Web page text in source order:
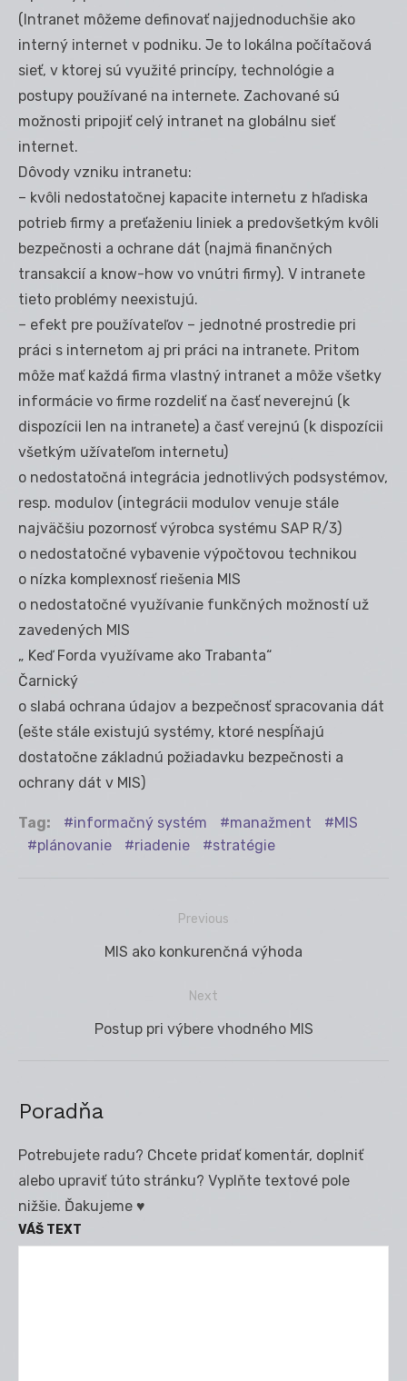
(Intranet môžeme definovať najjednoduchšie ako
interný internet v podniku. Je to lokálna počítačová
sieť, v ktorej sú využité princípy, technológie a
postupy používané na internete. Zachované sú
možnosti pripojiť celý intranet na globálnu sieť
internet.
Dôvody vzniku intranetu:
– kvôli nedostatočnej kapacite internetu z hľadiska
potrieb firmy a preťaženiu liniek a predovšetkým kvôli
bezpečnosti a ochrane dát (najmä finančných
transakcií a know-how vo vnútri firmy). V intranete
tieto problémy neexistujú.
– efekt pre používateľov – jednotné prostredie pri
práci s internetom aj pri práci na intranete. Pritom
môže mať každá firma vlastný intranet a môže všetky
informácie vo firme rozdeliť na časť neverejnú (k
dispozícii len na intranete) a časť verejnú (k dispozícii
všetkým užívateľom internetu)
o nedostatočná integrácia jednotlivých podsystémov,
resp. modulov (integrácii modulov venuje stále
najväčšiu pozornosť výrobca systému SAP R/3)
o nedostatočné vybavenie výpočtovou technikou
o nízka komplexnosť riešenia MIS
o nedostatočné využívanie funkčných možností už
zavedených MIS
„ Keď Forda využívame ako Trabanta“
Čarnický
o slabá ochrana údajov a bezpečnosť spracovania dát
(ešte stále existujú systémy, ktoré nespĺňajú
dostatočne základnú požiadavku bezpečnosti a
ochrany dát v MIS)
Tag: informačný systém manažment
MIS
plánovanie
riadenie stratégie
Previous
Previous
MIS ako konkurenčná výhoda
Next
Next
Postup pri výbere vhodného MIS
Poradňa
Potrebujete radu? Chcete pridať komentár, doplniť
alebo upraviť túto stránku? Vyplňte textové pole
nižšie. Ďakujeme ♥
VÁŠ TEXT